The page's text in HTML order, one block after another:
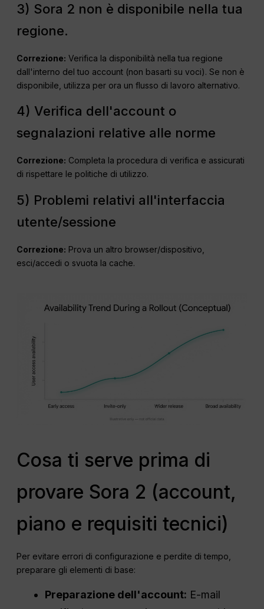
3) Sora 2 non è disponibile nella tua
regione.
Correzione: Verifica la disponibilità nella tua regione
dall'interno del tuo account (non basarti su voci). Se non è
disponibile, utilizza per ora un flusso di lavoro alternativo.
4) Verifica dell'account o
segnalazioni relative alle norme
Correzione: Completa la procedura di verifica e assicurati
di rispettare le politiche di utilizzo.
5) Problemi relativi all'interfaccia
utente/sessione
Correzione: Prova un altro browser/dispositivo,
esci/accedi o svuota la cache.
Cosa ti serve prima di
provare Sora 2 (account,
piano e requisiti tecnici)
Per evitare errori di configurazione e perdite di tempo,
preparare gli elementi di base:
Preparazione dell'account: E-mail